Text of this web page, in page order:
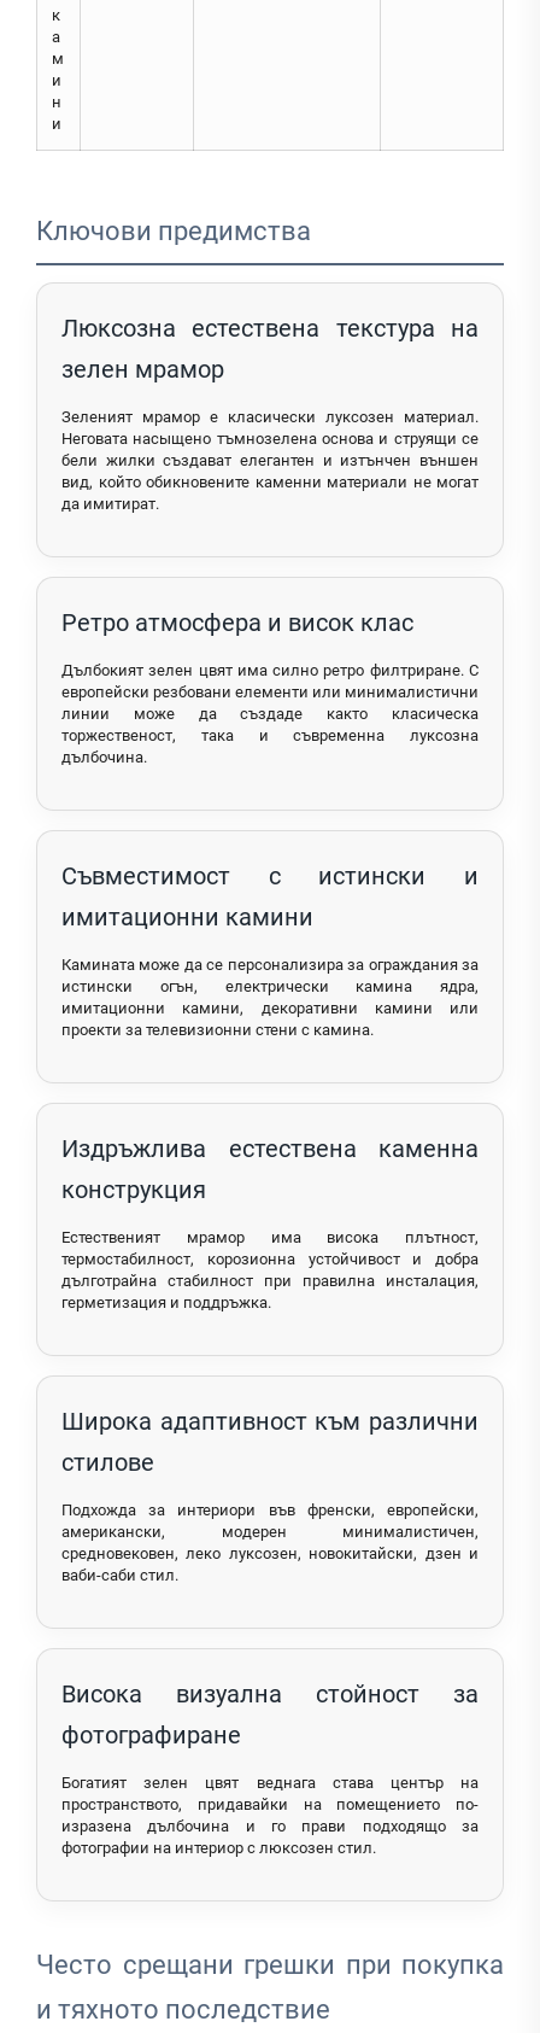
к
а
м
и
н
и
Ключови предимства
Люксозна естествена текстура на
зелен мрамор
Зеленият мрамор е класически луксозен материал.
Неговата насыщено тъмнозелена основа и струящи се
бели жилки създават елегантен и изтънчен външен
вид, който обикновените каменни материали не могат
да имитират.
Ретро атмосфера и висок клас
Дълбокият зелен цвят има силно ретро филтриране. С
европейски резбовани елементи или минималистични
линии може да създаде както класическа
торжественост, така и съвременна луксозна
дълбочина.
Съвместимост с истински и
имитационни камини
Камината може да се персонализира за ограждания за
истински огън, електрически камина ядра,
имитационни камини, декоративни камини или
проекти за телевизионни стени с камина.
Издръжлива естествена каменна
конструкция
Естественият мрамор има висока плътност,
термостабилност, корозионна устойчивост и добра
дълготрайна стабилност при правилна инсталация,
герметизация и поддръжка.
Широка адаптивност към различни
стилове
Подхожда за интериори във френски, европейски,
американски, модерен минималистичен,
средновековен, леко луксозен, новокитайски, дзен и
ваби-саби стил.
Висока визуална стойност за
фотографиране
Богатият зелен цвят веднага става център на
пространството, придавайки на помещението по-
изразена дълбочина и го прави подходящо за
фотографии на интериор с люксозен стил.
Често срещани грешки при покупка
и тяхното последствие